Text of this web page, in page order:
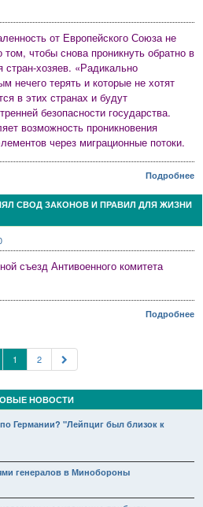
от Европейского Союза не
чтобы снова проникнуть обратно в
хозяев. «Радикально
нечего терять и которые не хотят
в этих странах и будут
безопасности государства.
возможность проникновения
через миграционные потоки.
Подробнее
СВОД ЗАКОНОВ И ПРАВИЛ ДЛЯ ЖИЗНИ
съезд Антивоенного комитета
Подробнее
1 2
НОВОСТИ
Германии? "Лейпциг был близок к
генералов в Минобороны